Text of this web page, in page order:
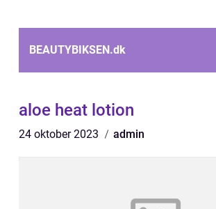
BEAUTYBIKSEN.dk
aloe heat lotion
24 oktober 2023 admin